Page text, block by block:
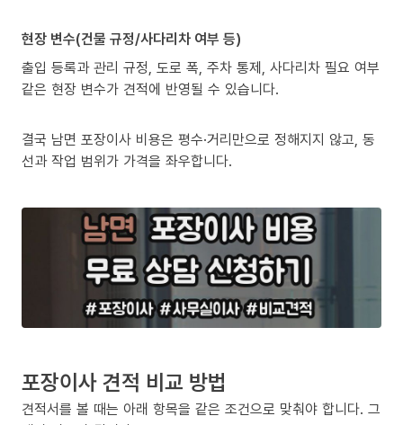
현장 변수(건물 규정/사다리차 여부 등)
출입 등록과 관리 규정, 도로 폭, 주차 통제, 사다리차 필요 여부
같은 현장 변수가 견적에 반영될 수 있습니다.
결국 남면 포장이사 비용은 평수·거리만으로 정해지지 않고, 동
선과 작업 범위가 가격을 좌우합니다.
포장이사 견적 비교 방법
견적서를 볼 때는 아래 항목을 같은 조건으로 맞춰야 합니다. 그